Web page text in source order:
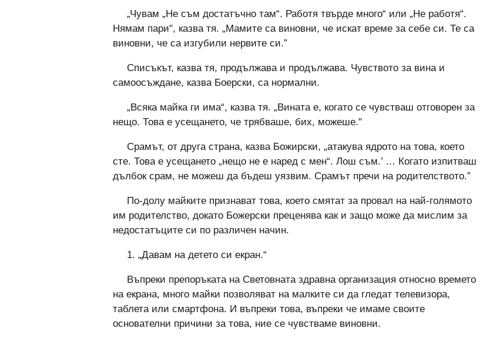
„Чувам „Не съм достатъчно там“. Работя твърде много“ или „Не работя“.
Нямам пари", казва тя. „Мамите са виновни, че искат време за себе си. Те са
виновни, че са изгубили нервите си.”
Списъкът, казва тя, продължава и продължава. Чувството за вина и
самоосъждане, казва Боерски, са нормални.
„Всяка майка ги има“, казва тя. „Вината е, когато се чувстваш отговорен за
нещо. Това е усещането, че трябваше, бих, можеше."
Срамът, от друга страна, казва Божирски, „атакува ядрото на това, което
сте. Това е усещането „нещо не е наред с мен“. Лош съм.’ … Когато изпитваш
дълбок срам, не можеш да бъдеш уязвим. Срамът пречи на родителството.”
По-долу майките признават това, което смятат за провал на най-голямото
им родителство, докато Божерски преценява как и защо може да мислим за
недостатъците си по различен начин.
1. „Давам на детето си екран.“
Въпреки препоръката на Световната здравна организация относно времето
на екрана, много майки позволяват на малките си да гледат телевизора,
таблета или смартфона. И въпреки това, въпреки че имаме своите
основателни причини за това, ние се чувстваме виновни.